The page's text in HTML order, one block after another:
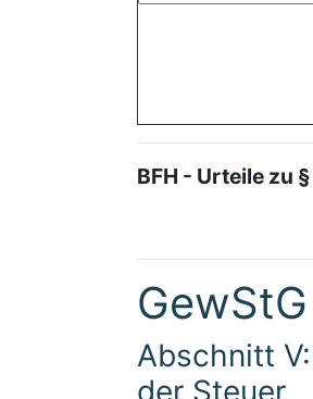
BFH - Urteile zu
Abschnitt
der Steuer